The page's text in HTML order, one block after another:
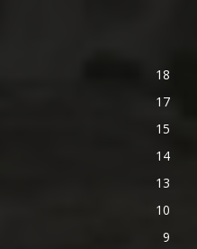
18
17
15
14
13
10
9